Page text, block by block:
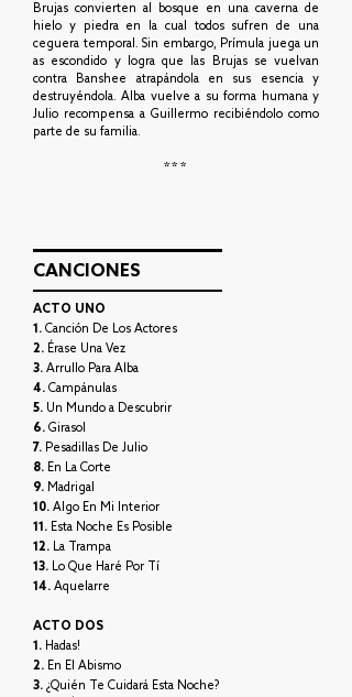
Brujas convierten al bosque en una caverna de
hielo y piedra en la cual todos sufren de una
ceguera temporal. Sin embargo, Prímula juega un
as escondido y logra que las Brujas se vuelvan
contra Banshee atrapándola en sus esencia y
destruyéndola. Alba vuelve a su forma humana y
Julio recompensa a Guillermo recibiéndolo como
parte de su familia.
***
CANCIONES
ACTO UNO
1. Canción De Los Actores
2. Érase Una Vez
3. Arrullo Para Alba
4. Campánulas
5. Un Mundo a Descubrir
6. Girasol
7. Pesadillas De Julio
8. En La Corte
9. Madrigal
10. Algo En Mi Interior
11. Esta Noche Es Posible
12. La Trampa
13. Lo Que Haré Por Tí
14. Aquelarre
ACTO DOS
1. Hadas!
2. En El Abismo
3. ¿Quién Te Cuidará Esta Noche?